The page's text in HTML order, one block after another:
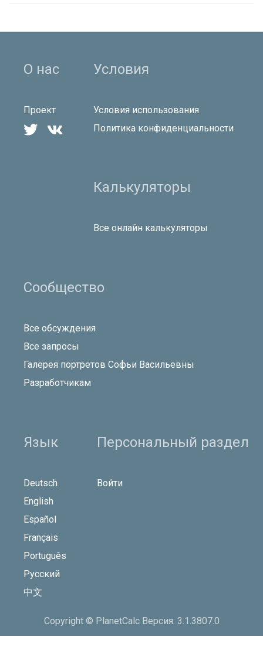
О нас
Проект
 
Условия
Условия использования
Политика конфиденциальности
Калькуляторы
Все онлайн калькуляторы
Сообщество
Все обсуждения
Все запросы
Галерея портретов Софьи Васильевны
Разработчикам
Язык
Deutsch
English
Español
Français
Português
Русский
中文
Персональный раздел
Войти
Copyright © PlanetCalc Версия: 3.1.3807.0